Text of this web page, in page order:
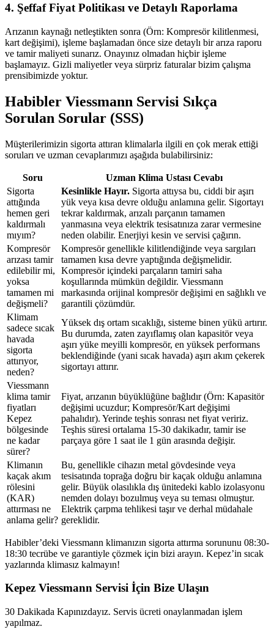
4. Şeffaf Fiyat Politikası ve Detaylı Raporlama
Arızanın kaynağı netleştikten sonra (Örn: Kompresör kilitlenmesi,
kart değişimi), işleme başlamadan önce size detaylı bir arıza raporu
ve tamir maliyeti sunarız. Onayınız olmadan hiçbir işleme
başlamayız. Gizli maliyetler veya sürpriz faturalar bizim çalışma
prensibimizde yoktur.
Habibler Viessmann Servisi Sıkça
Sorulan Sorular (SSS)
Müşterilerimizin sigorta attıran klimalarla ilgili en çok merak ettiği
soruları ve uzman cevaplarımızı aşağıda bulabilirsiniz:
Soru
Uzman Klima Ustası Cevabı
Sigorta
attığında
hemen geri
kaldırmalı
mıyım?
Kesinlikle Hayır. Sigorta attıysa bu, ciddi bir aşırı
yük veya kısa devre olduğu anlamına gelir. Sigortayı
tekrar kaldırmak, arızalı parçanın tamamen
yanmasına veya elektrik tesisatınıza zarar vermesine
neden olabilir. Enerjiyi kesin ve servisi çağırın.
Kompresör
arızası tamir
edilebilir mi,
yoksa
tamamen mi
değişmeli?
Kompresör genellikle kilitlendiğinde veya sargıları
tamamen kısa devre yaptığında değişmelidir.
Kompresör içindeki parçaların tamiri saha
koşullarında mümkün değildir. Viessmann
markasında orijinal kompresör değişimi en sağlıklı ve
garantili çözümdür.
Klimam
sadece sıcak
havada
sigorta
attırıyor,
neden?
Yüksek dış ortam sıcaklığı, sisteme binen yükü artırır.
Bu durumda, zaten zayıflamış olan kapasitör veya
aşırı yüke meyilli kompresör, en yüksek performans
beklendiğinde (yani sıcak havada) aşırı akım çekerek
sigortayı attırır.
Viessmann
klima tamir
fiyatları
Kepez
bölgesinde
ne kadar
sürer?
Fiyat, arızanın büyüklüğüne bağlıdır (Örn: Kapasitör
değişimi ucuzdur; Kompresör/Kart değişimi
pahalıdır). Yerinde teşhis sonrası net fiyat veririz.
Teşhis süresi ortalama 15-30 dakikadır, tamir ise
parçaya göre 1 saat ile 1 gün arasında değişir.
Klimanın
kaçak akım
rölesini
(KAR)
attırması ne
anlama gelir?
Bu, genellikle cihazın metal gövdesinde veya
tesisatında toprağa doğru bir kaçak olduğu anlamına
gelir. Büyük olasılıkla dış ünitedeki kablo izolasyonu
nemden dolayı bozulmuş veya su teması olmuştur.
Elektrik çarpma tehlikesi taşır ve derhal müdahale
gereklidir.
Habibler’deki Viessmann klimanızın sigorta attırma sorununu 08:30-
18:30 tecrübe ve garantiyle çözmek için bizi arayın. Kepez’in sıcak
yazlarında klimasız kalmayın!
Kepez Viessmann Servisi İçin Bize Ulaşın
30 Dakikada Kapınızdayız. Servis ücreti onaylanmadan işlem
yapılmaz.